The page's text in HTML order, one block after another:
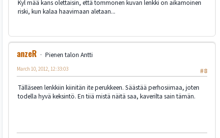
Kyl mää kans olettaisin, että tommonen kuvan lenkki on aikamoinen
riski, kun kalaa haavimaan aletaan...
anzeR
Pienen talon Antti
#8
March 10, 2012, 12:33:03
Tälläseen lenkkiin kiinitän ite perukkeen. Säästää perhosiimaa, joten
todella hyvä keksintö. En tiiä mistä näitä saa, kaverilta sain tämän.